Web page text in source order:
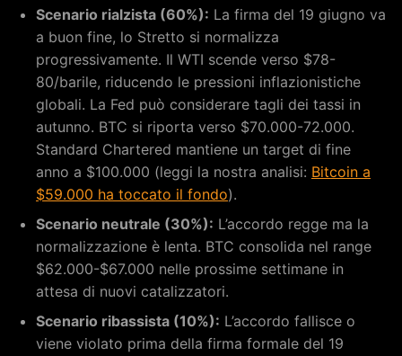
Scenario rialzista (60%): La firma del 19 giugno va
a buon fine, lo Stretto si normalizza
progressivamente. Il WTI scende verso $78-
80/barile, riducendo le pressioni inflazionistiche
globali. La Fed può considerare tagli dei tassi in
autunno. BTC si riporta verso $70.000-72.000.
Standard Chartered mantiene un target di fine
anno a $100.000 (leggi la nostra analisi: Bitcoin a
$59.000 ha toccato il fondo).
Scenario neutrale (30%): L’accordo regge ma la
normalizzazione è lenta. BTC consolida nel range
$62.000-$67.000 nelle prossime settimane in
attesa di nuovi catalizzatori.
Scenario ribassista (10%): L’accordo fallisce o
viene violato prima della firma formale del 19